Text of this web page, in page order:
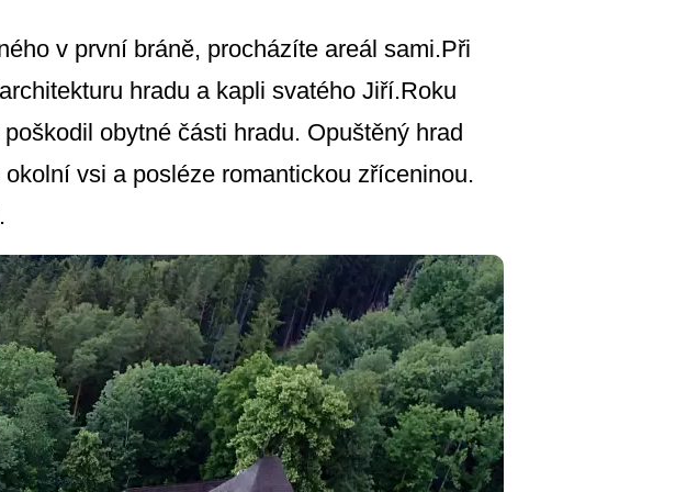
v první bráně, procházíte areál sami.Při
hradu a kapli svatého Jiří.Roku
obytné části hradu. Opuštěný hrad
vsi a posléze romantickou zříceninou.